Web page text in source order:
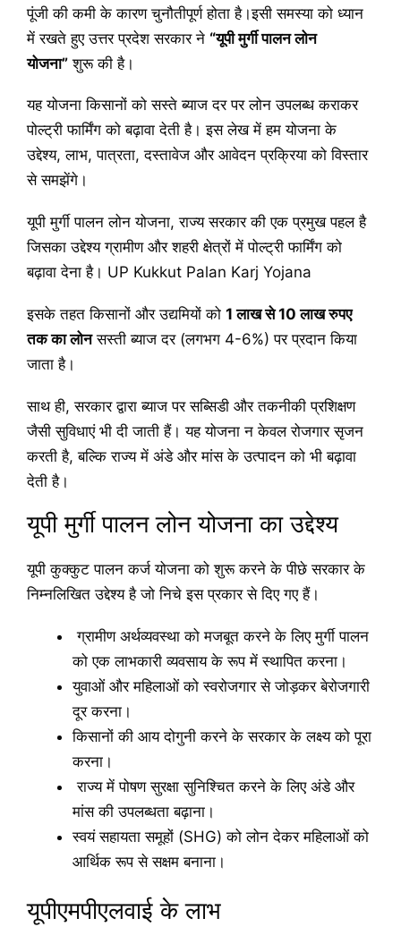
पूंजी की कमी के कारण चुनौतीपूर्ण होता है।इसी समस्या को ध्यान
में रखते हुए उत्तर प्रदेश सरकार ने “यूपी मुर्गी पालन लोन
योजना” शुरू की है।
यह योजना किसानों को सस्ते ब्याज दर पर लोन उपलब्ध कराकर
पोल्ट्री फार्मिंग को बढ़ावा देती है। इस लेख में हम योजना के
उद्देश्य, लाभ, पात्रता, दस्तावेज और आवेदन प्रक्रिया को विस्तार
से समझेंगे।
यूपी मुर्गी पालन लोन योजना, राज्य सरकार की एक प्रमुख पहल है
जिसका उद्देश्य ग्रामीण और शहरी क्षेत्रों में पोल्ट्री फार्मिंग को
बढ़ावा देना है। UP Kukkut Palan Karj Yojana
इसके तहत किसानों और उद्यमियों को 1 लाख से 10 लाख रुपए
तक का लोनसस्ती ब्याज दर (लगभग 4-6%) पर प्रदान किया
जाता है।
साथ ही, सरकार द्वारा ब्याज पर सब्सिडी और तकनीकी प्रशिक्षण
जैसी सुविधाएं भी दी जाती हैं। यह योजना न केवल रोजगार सृजन
करती है, बल्कि राज्य में अंडे और मांस के उत्पादन को भी बढ़ावा
देती है।
यूपी मुर्गी पालन लोन योजना का उद्देश्य
यूपी कुक्कुट पालन कर्ज योजना को शुरू करने के पीछे सरकार के
निम्नलिखित उद्देश्य है जो निचे इस प्रकार से दिए गए हैं।
ग्रामीण अर्थव्यवस्था को मजबूत करने के लिए मुर्गी पालन
को एक लाभकारी व्यवसाय के रूप में स्थापित करना।
युवाओं और महिलाओं को स्वरोजगार से जोड़कर बेरोजगारी
दूर करना।
किसानों की आय दोगुनी करने के सरकार के लक्ष्य को पूरा
करना।
राज्य में पोषण सुरक्षा सुनिश्चित करने के लिए अंडे और
मांस की उपलब्धता बढ़ाना।
स्वयं सहायता समूहों (SHG) को लोन देकर महिलाओं को
आर्थिक रूप से सक्षम बनाना।
यूपीएमपीएलवाई के लाभ